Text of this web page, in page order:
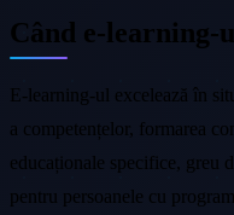
Când e-learning-
E-learning-ul excelează în
a competențelor, formarea
educaționale specifice, greu
pentru persoanele cu